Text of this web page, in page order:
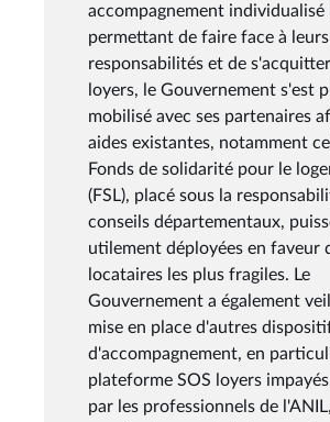
accompagnement individualisé
permettant de faire face à leurs
responsabilités et de
loyers, le Gouvernement s'est
mobilisé avec ses partenaires
aides existantes, notamment
Fonds de solidarité pour le
(FSL), placé sous la
conseils départementaux,
utilement déployées en faveur
locataires les plus fragiles. Le
Gouvernement a également
mise en place d'autres
d'accompagnement, en
plateforme SOS loyers
par les professionnels de